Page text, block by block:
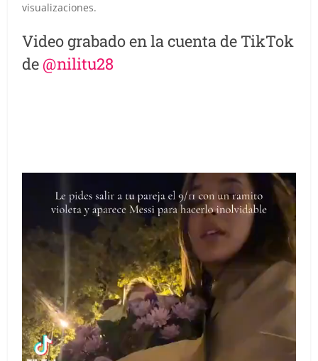
visualizaciones.
Video grabado en la cuenta de TikTok
de @nilitu28